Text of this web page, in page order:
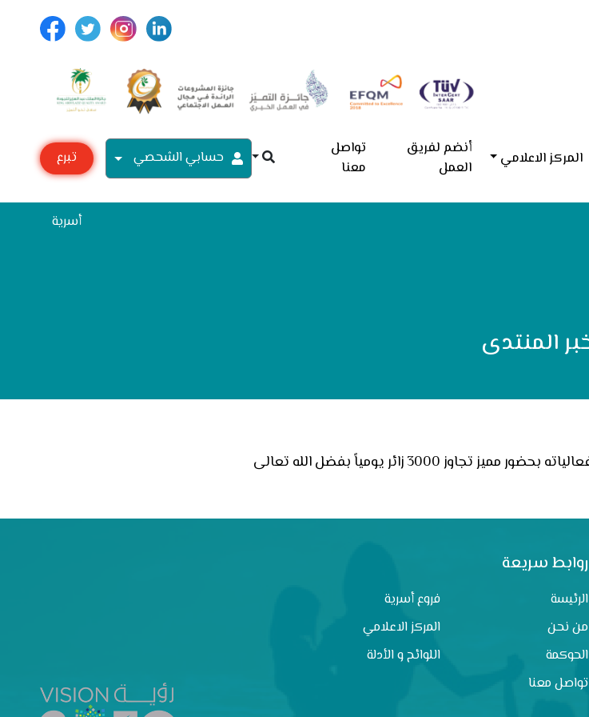
المركز الاعلامي
أنضم لفريق
العمل
تواصل
معنا
حسابي الشحصي
تبرع
أسرية
المنتدى
3000 زائر يومياً بفضل الله تعالى
روابط سريعة
الرئيسة
فروع أسرية
من نحن
المركز الاعلامي
الحوكمة
اللوائح و الأدلة
تواصل معنا